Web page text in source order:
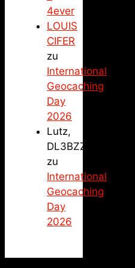
4ever
LOUIS
CIFER
zu
International
Geocaching
Day
2026
Lutz,
DL3BZZ
zu
International
Geocaching
Day
2026